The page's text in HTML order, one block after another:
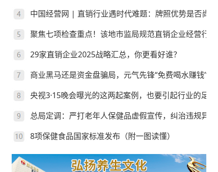
中国经营网 | 直销行业遇时代难题：牌照优势是否尚存
聚焦七项检查重点！该地市监局规范直销企业经营行为
29家直销企业2025战略汇总，你更看好谁？
商业黑马还是资金盘骗局，元气先锋“免费喝水赚钱”靠
央视3·15晚会曝光的这两起案例，也要引起行业的足
总局定调：严打老年人保健品虚假宣传，纠治违规异
8项保健食品国家标准发布（附一图读懂）